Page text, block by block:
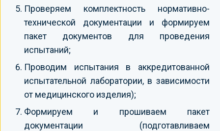
Проверяем комплектность нормативно-
технической документации и формируем
пакет документов для проведения
испытаний;
Проводим испытания в аккредитованной
испытательной лаборатории, в зависимости
от медицинского изделия);
Формируем и прошиваем пакет
документации (подготавливаем